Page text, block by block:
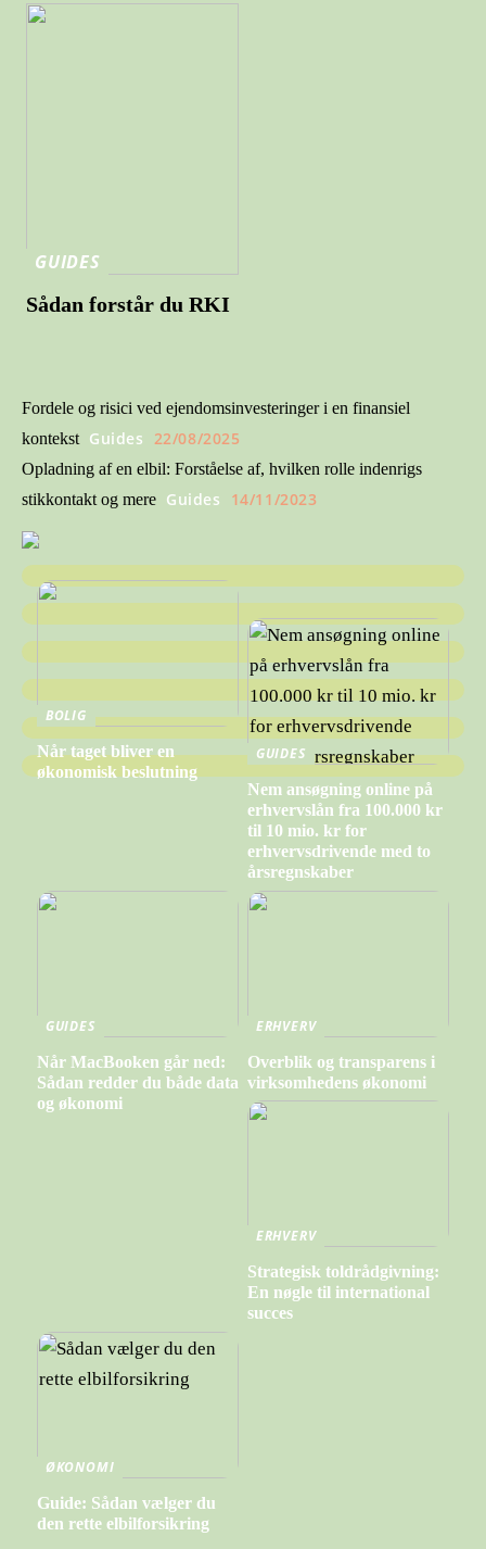
GUIDES
Sådan forstår du RKI
Fordele og risici ved ejendomsinvesteringer i en finansiel
kontekst Guides 22/08/2025
Opladning af en elbil: Forståelse af, hvilken rolle indenrigs
stikkontakt og mere Guides 14/11/2023
BOLIG
Når taget bliver en
økonomisk beslutning
GUIDES
Nem ansøgning online på
erhvervslån fra 100.000 kr
til 10 mio. kr for
erhvervsdrivende med to
årsregnskaber
GUIDES
Når MacBooken går ned:
Sådan redder du både data
og økonomi
ERHVERV
Overblik og transparens i
virksomhedens økonomi
ERHVERV
Strategisk toldrådgivning:
En nøgle til international
succes
ØKONOMI
Guide: Sådan vælger du
den rette elbilforsikring